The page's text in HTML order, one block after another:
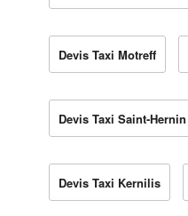
Devis Taxi Motreff
Devis Taxi Saint-Hernin
Devis Taxi Kernilis